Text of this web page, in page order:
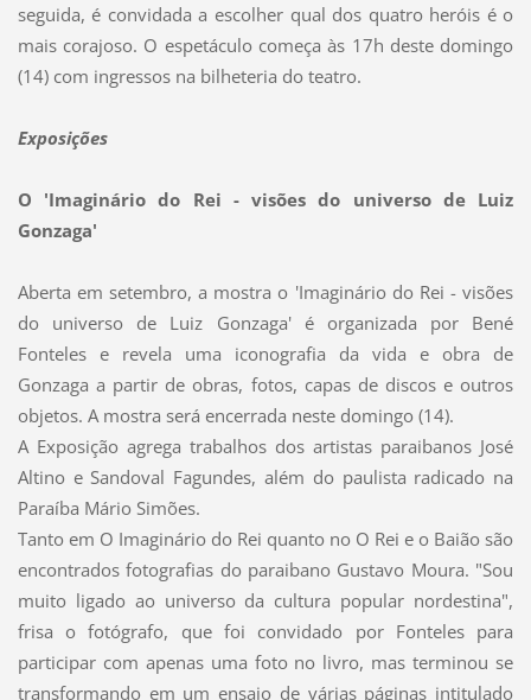
seguida, é convidada a escolher qual dos quatro heróis é o
mais corajoso. O espetáculo começa às 17h deste domingo
(14) com ingressos na bilheteria do teatro.
Exposições
O 'Imaginário do Rei - visões do universo de Luiz
Gonzaga'
Aberta em setembro, a mostra o 'Imaginário do Rei - visões
do universo de Luiz Gonzaga' é organizada por Bené
Fonteles e revela uma iconografia da vida e obra de
Gonzaga a partir de obras, fotos, capas de discos e outros
objetos. A mostra será encerrada neste domingo (14).
A Exposição agrega trabalhos dos artistas paraibanos José
Altino e Sandoval Fagundes, além do paulista radicado na
Paraíba Mário Simões.
Tanto em O Imaginário do Rei quanto no O Rei e o Baião são
encontrados fotografias do paraibano Gustavo Moura. "Sou
muito ligado ao universo da cultura popular nordestina",
frisa o fotógrafo, que foi convidado por Fonteles para
participar com apenas uma foto no livro, mas terminou se
transformando em um ensaio de várias páginas intitulado